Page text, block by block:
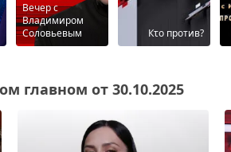
Вечер с
Владимиром
Соловьевым
Кτо против?
главном от 30.10.2025